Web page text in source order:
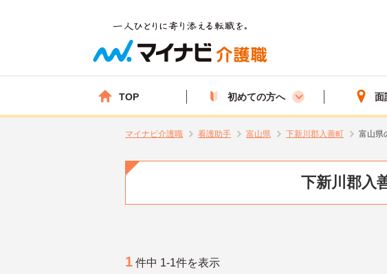
TOP 初めての方へ 面
マイナビ介護職 看護助手 富山県 下新川郡入善町 富山県
下新川郡入
1 件中 1-1件を表示